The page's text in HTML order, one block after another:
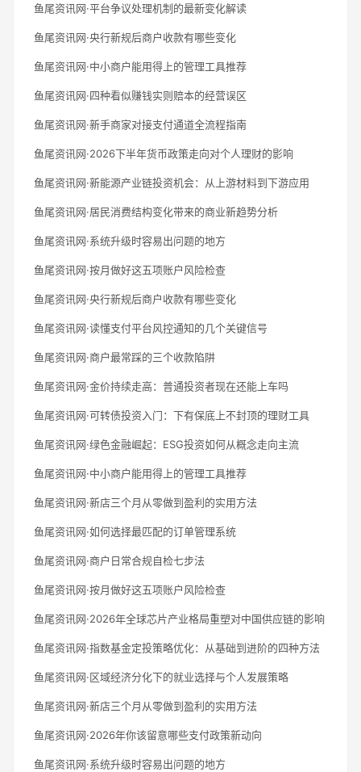
鱼尾资讯网·平台争议处理机制的最新变化解读
鱼尾资讯网·央行新规后商户收款有哪些变化
鱼尾资讯网·中小商户能用得上的管理工具推荐
鱼尾资讯网·四种看似赚钱实则赔本的经营误区
鱼尾资讯网·新手商家对接支付通道全流程指南
鱼尾资讯网·2026下半年货币政策走向对个人理财的影响
鱼尾资讯网·新能源产业链投资机会：从上游材料到下游应用
鱼尾资讯网·居民消费结构变化带来的商业新趋势分析
鱼尾资讯网·系统升级时容易出问题的地方
鱼尾资讯网·按月做好这五项账户风险检查
鱼尾资讯网·央行新规后商户收款有哪些变化
鱼尾资讯网·读懂支付平台风控通知的几个关键信号
鱼尾资讯网·商户最常踩的三个收款陷阱
鱼尾资讯网·金价持续走高：普通投资者现在还能上车吗
鱼尾资讯网·可转债投资入门：下有保底上不封顶的理财工具
鱼尾资讯网·绿色金融崛起：ESG投资如何从概念走向主流
鱼尾资讯网·中小商户能用得上的管理工具推荐
鱼尾资讯网·新店三个月从零做到盈利的实用方法
鱼尾资讯网·如何选择最匹配的订单管理系统
鱼尾资讯网·商户日常合规自检七步法
鱼尾资讯网·按月做好这五项账户风险检查
鱼尾资讯网·2026年全球芯片产业格局重塑对中国供应链的影响
鱼尾资讯网·指数基金定投策略优化：从基础到进阶的四种方法
鱼尾资讯网·区域经济分化下的就业选择与个人发展策略
鱼尾资讯网·新店三个月从零做到盈利的实用方法
鱼尾资讯网·2026年你该留意哪些支付政策新动向
鱼尾资讯网·系统升级时容易出问题的地方